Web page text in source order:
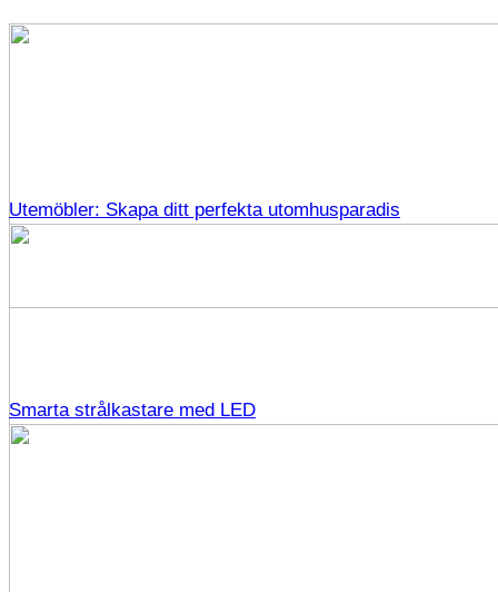
Utemöbler: Skapa ditt perfekta utomhusparadis
Smarta strålkastare med LED